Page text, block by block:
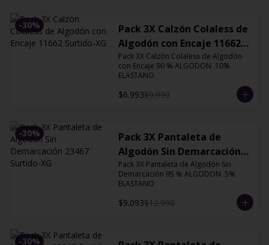
-30%
Pack 3X Calzón Colaless de
Algodón con Encaje 11662
Surtido-XG
Pack 3X Calzón Colaless de Algodón
con Encaje 90 % ALGODON  10%
ELASTANO
$6.993$9.990
-30%
Pack 3X Pantaleta de
Algodón Sin Demarcación
23467 Surtido-XG
Pack 3X Pantaleta de Algodón Sin
Demarcación 95 % ALGODON  5%
ELASTANO
$9.093$12.990
-30%